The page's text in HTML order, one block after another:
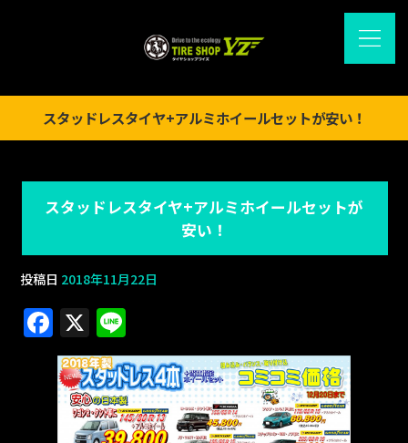
スタッドレスタイヤ+アルミホイールセットが安い！
スタッドレスタイヤ+アルミホイールセットが
安い！
投稿日 2018年11月22日
F
a
c
e
X
n
e